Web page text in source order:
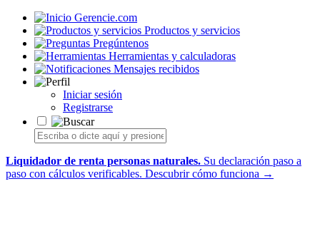
Gerencie.com
Productos y servicios
Pregúntenos
Herramientas y calculadoras
Mensajes recibidos
Iniciar sesión
Registrarse
Liquidador de renta personas naturales. Su declaración paso a
paso con cálculos verificables. Descubrir cómo funciona →